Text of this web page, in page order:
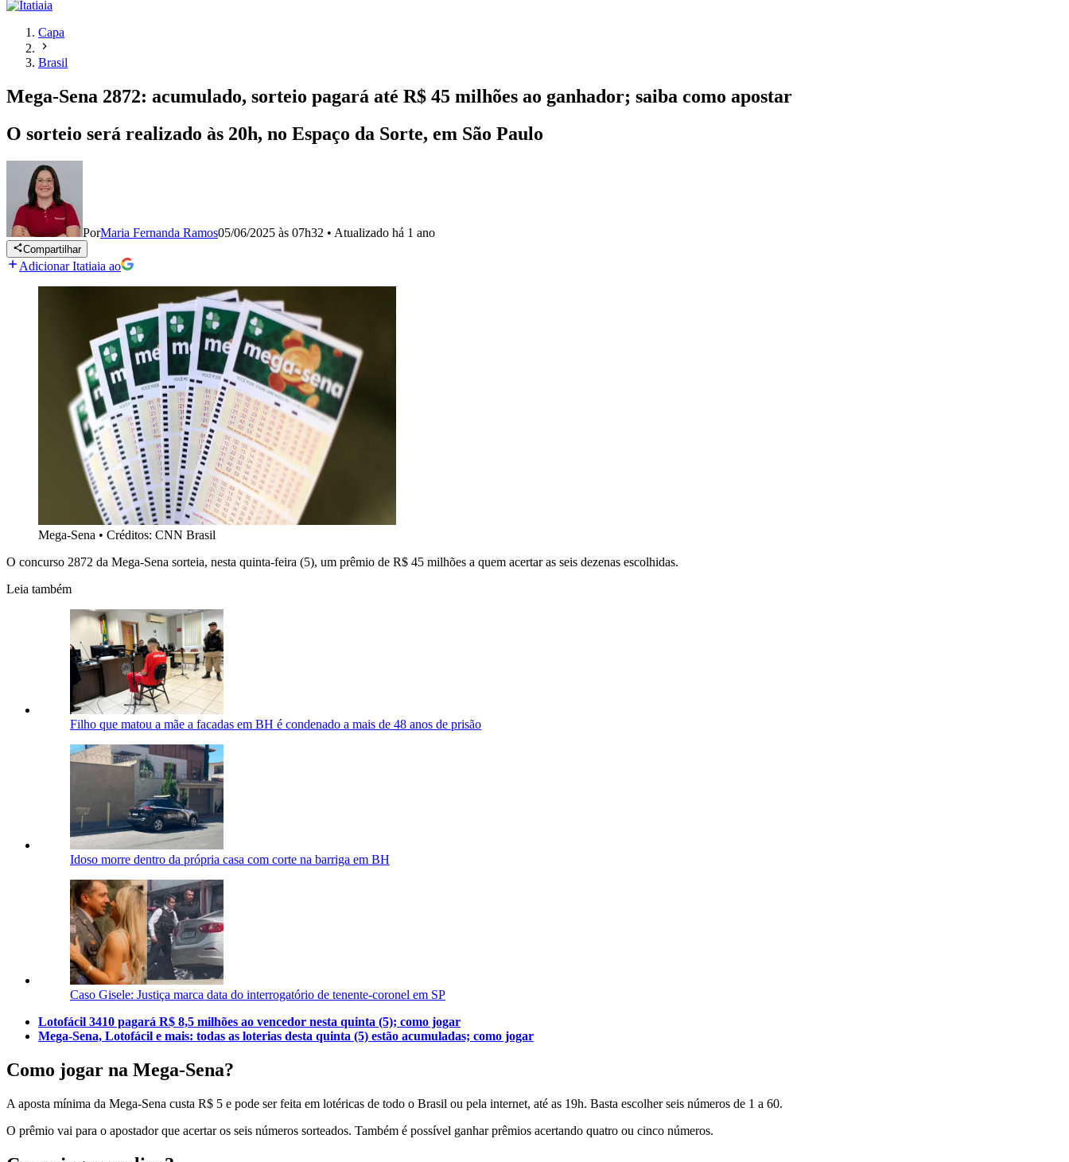
Capa
Brasil
Mega-Sena 2872: acumulado, sorteio pagará até R$ 45 milhões ao ganhador; saiba como apostar
O sorteio será realizado às 20h, no Espaço da Sorte, em São Paulo
PorMaria Fernanda Ramos05/06/2025 às 07h32 • Atualizado há 1 ano
Compartilhar
Adicionar Itatiaia ao
Mega-Sena • Créditos: CNN Brasil
O concurso 2872 da Mega-Sena sorteia, nesta quinta-feira (5), um prêmio de R$ 45 milhões a quem acertar as seis dezenas escolhidas.
Leia também
Filho que matou a mãe a facadas em BH é condenado a mais de 48 anos de prisão
Idoso morre dentro da própria casa com corte na barriga em BH
Caso Gisele: Justiça marca data do interrogatório de tenente-coronel em SP
Lotofácil 3410 pagará R$ 8,5 milhões ao vencedor nesta quinta (5); como jogar
Mega-Sena, Lotofácil e mais: todas as loterias desta quinta (5) estão acumuladas; como jogar
Como jogar na Mega-Sena?
A aposta mínima da Mega-Sena custa R$ 5 e pode ser feita em lotéricas de todo o Brasil ou pela internet, até as 19h. Basta escolher seis números de 1 a 60.
O prêmio vai para o apostador que acertar os seis números sorteados. Também é possível ganhar prêmios acertando quatro ou cinco números.